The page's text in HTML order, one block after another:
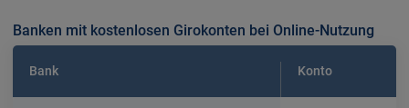
Banken mit kostenlosen Girokonten bei Online-Nutzung
Bank Konto